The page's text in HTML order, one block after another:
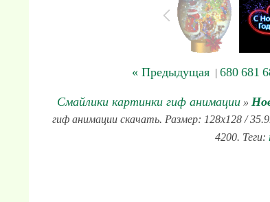
« Предыдущая| 680 681
Смайлики картинки гиф анимации »
гиф анимации скачать. Размер: 128x128 /
4200. Теги: